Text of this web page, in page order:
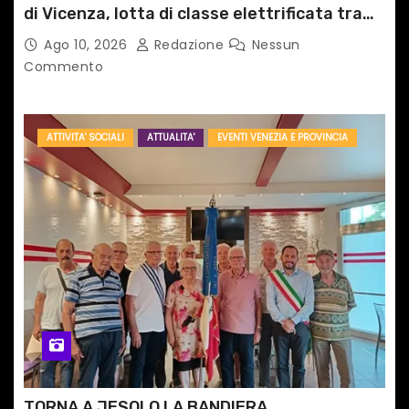
di Vicenza, lotta di classe elettrificata tra
sacro e profano
Ago 10, 2026 Redazione
Nessun
Commento
ATTIVITA' SOCIALI ATTUALITA' EVENTI VENEZIA E PROVINCIA